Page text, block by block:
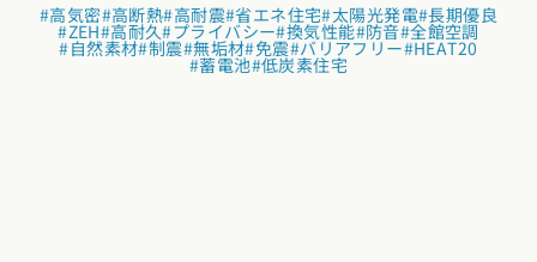
#高気密#高断熱#高耐震#省エネ住宅#太陽光発電#長期優良
#ZEH#高耐久#プライバシー#換気性能#防音#全館空調
#自然素材#制震#無垢材#免震#バリアフリー#HEAT20
#蓄電池#低炭素住宅